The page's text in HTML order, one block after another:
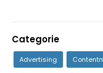
Categorie
Advertising